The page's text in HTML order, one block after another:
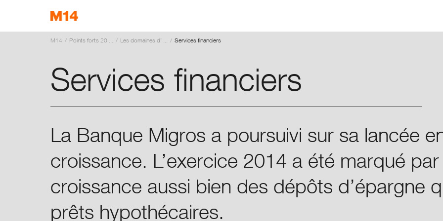
main
main
M14 Points forts 20 ... Les domaines d’ ... Services financiers
Services financiers
La Banque Migros a poursuivi sur sa lancée
croissance. L’exercice 2014 a été marqué
croissance aussi bien des dépôts d’épargne
prêts hypothécaires.